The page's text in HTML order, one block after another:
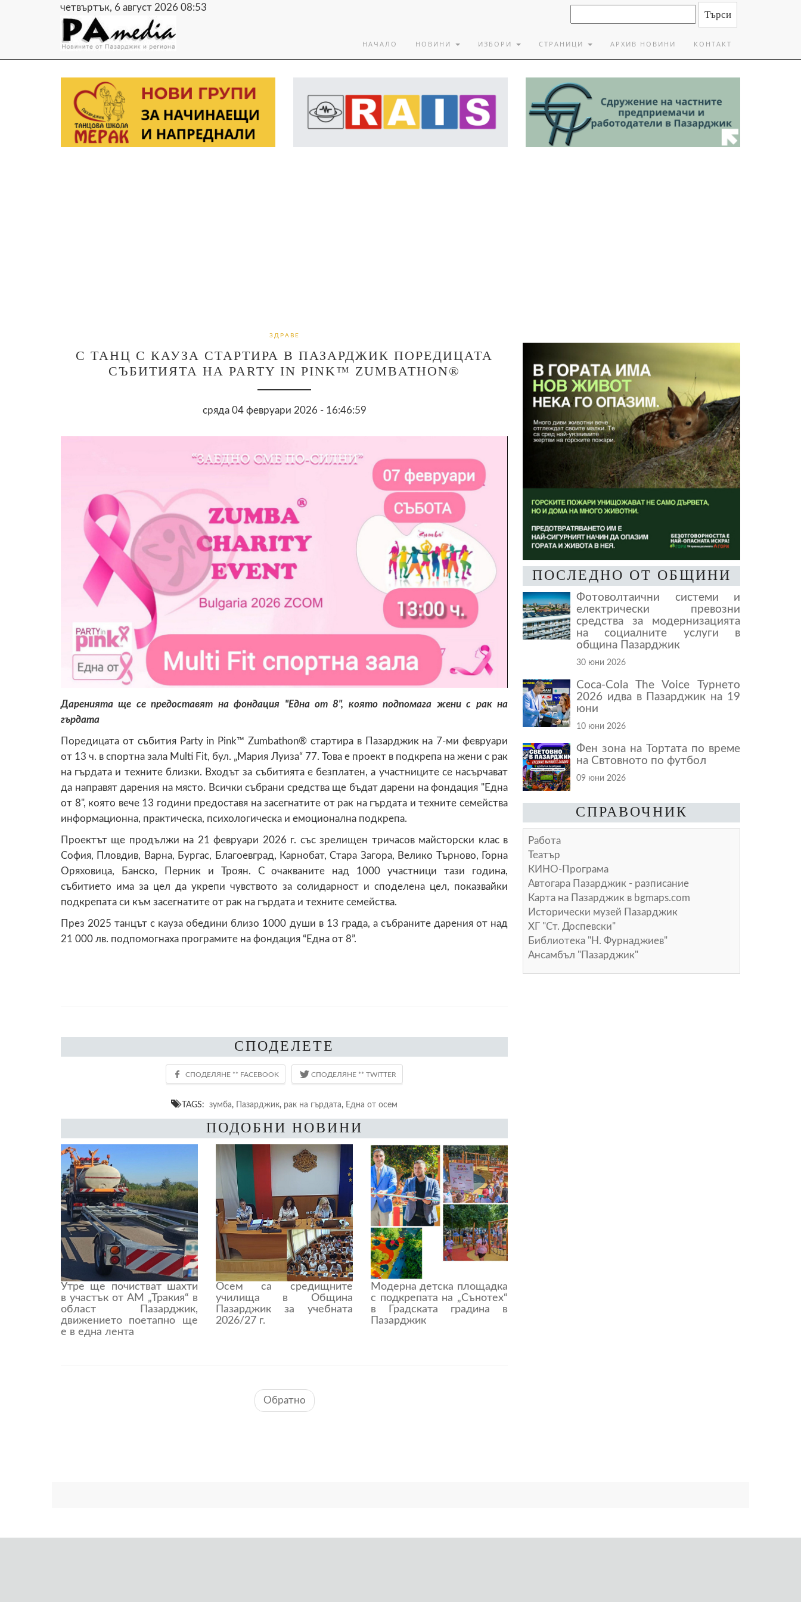
четвъртък, 6 август 2026 08:53
НАЧАЛО НОВИНИ ИЗБОРИ СТРАНИЦИ АРХИВ НОВИНИ КОНТАКТ
ЗДРАВЕ
С ТАНЦ С КАУЗА СТАРТИРА В ПАЗАРДЖИК ПОРЕДИЦАТА
СЪБИТИЯТА НА PARTY IN PINK™ ZUMBATHON®
сряда 04 февруари 2026 - 16:46:59
Даренията ще се предоставят на фондация "Една от 8", която подпомага жени с рак на
гърдата
Поредицата от събития Party in Pink™ Zumbathon® стартира в Пазарджик на 7-ми февруари
от 13 ч. в спортна зала Multi Fit, бул. „Мария Луиза“ 77. Това е проект в подкрепа на жени с рак
на гърдата и техните близки. Входът за събитията е безплатен, а участниците се насърчават
да направят дарения на място. Всички събрани средства ще бъдат дарени на фондация "Една
от 8", която вече 13 години предоставя на засегнатите от рак на гърдата и техните семейства
информационна, практическа, психологическа и емоционална подкрепа.
Проектът ще продължи на 21 февруари 2026 г. със зрелищен тричасов майсторски клас в
София, Пловдив, Варна, Бургас, Благоевград, Карнобат, Стара Загора, Велико Търново, Горна
Оряховица, Банско, Перник и Троян. С очакваните над 1000 участници тази година,
събитието има за цел да укрепи чувството за солидарност и споделена цел, показвайки
подкрепата си към засегнатите от рак на гърдата и техните семейства.
През 2025 танцът с кауза обедини близо 1000 души в 13 града, а събраните дарения от над
21 000 лв. подпомогнаха програмите на фондация “Една от 8”.
СПОДЕЛЕТЕ
TAGS: зумба, Пазарджик, рак на гърдата, Една от осем
ПОДОБНИ НОВИНИ
Утре ще почистват шахти
в участък от АМ „Тракия“ в
област Пазарджик,
движението поетапно ще
е в една лента
Осем са средищните
училища в Община
Пазарджик за учебната
2026/27 г.
Модерна детска площадка
с подкрепата на „Сънотех“
в Градската градина в
Пазарджик
Обратно
ПОСЛЕДНО ОТ ОБЩИНИ
Фотоволтаични системи и
електрически превозни
средства за модернизацията
на социалните услуги в
община Пазарджик
30 юни 2026
Coca-Cola The Voice Турнето
2026 идва в Пазарджик на 19
юни
10 юни 2026
Фен зона на Тортата по време
на Свтовното по футбол
09 юни 2026
СПРАВОЧНИК
Работа
Театър
КИНО-Програма
Автогара Пазарджик - разписание
Карта на Пазарджик в bgmaps.com
Исторически музей Пазарджик
ХГ "Ст. Доспевски"
Библиотека "Н. Фурнаджиев"
Ансамбъл "Пазарджик"